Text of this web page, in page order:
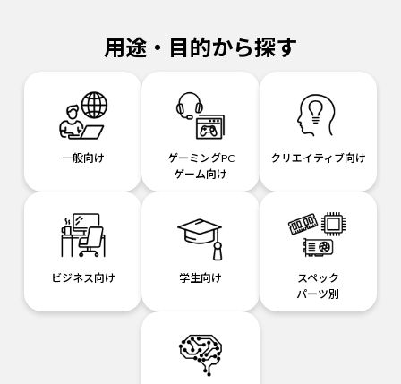
用途・目的から探す
一般向け
ゲーミングPC
ゲーム向け
クリエイティブ向け
ビジネス向け 学生向け
スペック
パーツ別